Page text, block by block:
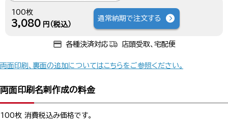
100枚
3,080 円（税込）
通常納期で注文する
各種決済対応 店頭受取、宅配便
両面印刷、裏面の追加についてはこちらをご参照ください。
両面印刷名刺作成の料金
100枚 消費税込み価格です。